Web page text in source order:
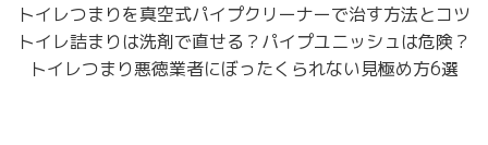
トイレつまりを真空式パイプクリーナーで治す方法とコツ
トイレ詰まりは洗剤で直せる？パイプユニッシュは危険？
トイレつまり悪徳業者にぼったくられない見極め方6選